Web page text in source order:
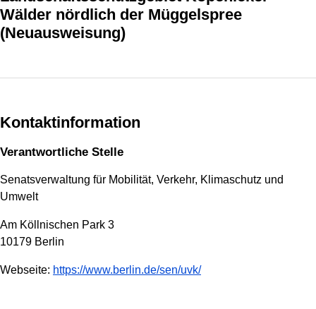
Wälder nördlich der Müggelspree
(Neuausweisung)
Kontaktinformation
Verantwortliche Stelle
Senatsverwaltung für Mobilität, Verkehr, Klimaschutz und
Umwelt
Am Köllnischen Park 3
10179 Berlin
Webseite: https://www.berlin.de/sen/uvk/